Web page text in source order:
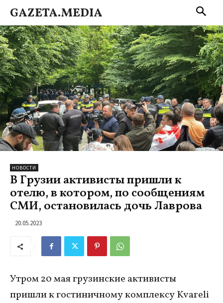
GAZETA.MEDIA
НОВОСТИ
В Грузии активисты пришли к
отелю, в котором, по сообщениям
СМИ, остановилась дочь Лаврова
20.05.2023
Утром 20 мая грузинские активисты
пришли к гостиничному комплексу Kvareli